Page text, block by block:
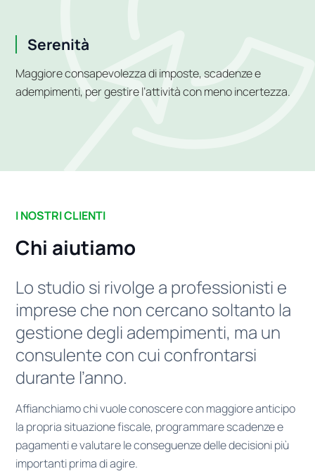
Serenità
Maggiore consapevolezza di imposte, scadenze e
adempimenti, per gestire l’attività con meno incertezza.
I NOSTRI CLIENTI
Chi aiutiamo
Lo studio si rivolge a professionisti e
imprese che non cercano soltanto la
gestione degli adempimenti, ma un
consulente con cui confrontarsi
durante l’anno.
Affianchiamo chi vuole conoscere con maggiore anticipo
la propria situazione fiscale, programmare scadenze e
pagamenti e valutare le conseguenze delle decisioni più
importanti prima di agire.